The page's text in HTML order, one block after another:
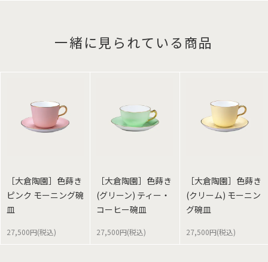
一緒に見られている商品
［大倉陶園］色蒔き
ピンク モーニング碗
皿
27,500円(税込)
［大倉陶園］色蒔き
(グリーン) ティー・
コーヒー碗皿
27,500円(税込)
［大倉陶園］色蒔き
(クリーム) モーニン
グ碗皿
27,500円(税込)